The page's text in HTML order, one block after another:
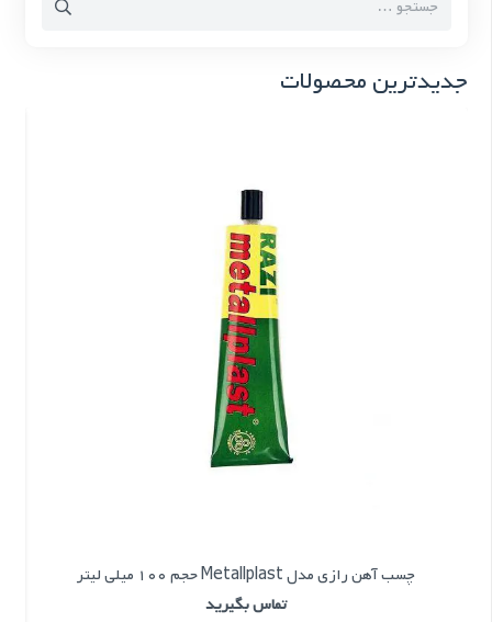
جدیدترین محصولات
چسب آهن رازی مدل Metallplast حجم 100 میلی لیتر
تماس بگیرید